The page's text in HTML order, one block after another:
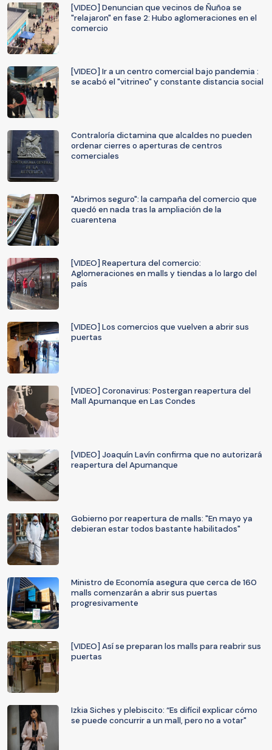
[VIDEO] Denuncian que vecinos de Ñuñoa se
"relajaron" en fase 2: Hubo aglomeraciones en el
comercio
[VIDEO] Ir a un centro comercial bajo pandemia :
se acabó el "vitrineo" y constante distancia social
Contraloría dictamina que alcaldes no pueden
ordenar cierres o aperturas de centros
comerciales
"Abrimos seguro": la campaña del comercio que
quedó en nada tras la ampliación de la
cuarentena
[VIDEO] Reapertura del comercio:
Aglomeraciones en malls y tiendas a lo largo del
país
[VIDEO] Los comercios que vuelven a abrir sus
puertas
[VIDEO] Coronavirus: Postergan reapertura del
Mall Apumanque en Las Condes
[VIDEO] Joaquín Lavín confirma que no autorizará
reapertura del Apumanque
Gobierno por reapertura de malls: "En mayo ya
debieran estar todos bastante habilitados"
Ministro de Economía asegura que cerca de 160
malls comenzarán a abrir sus puertas
progresivamente
[VIDEO] Así se preparan los malls para reabrir sus
puertas
Izkia Siches y plebiscito: “Es difícil explicar cómo
se puede concurrir a un mall, pero no a votar"